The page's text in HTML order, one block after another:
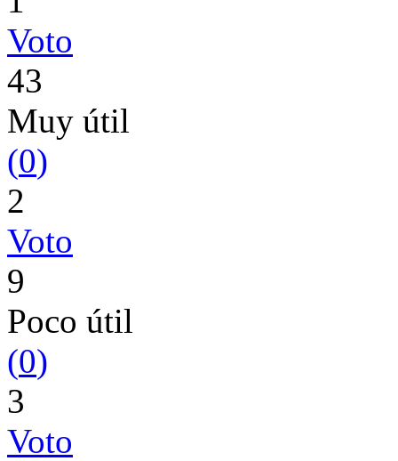
Voto
43
Muy útil
(0)
2
Voto
9
Poco útil
(0)
3
Voto